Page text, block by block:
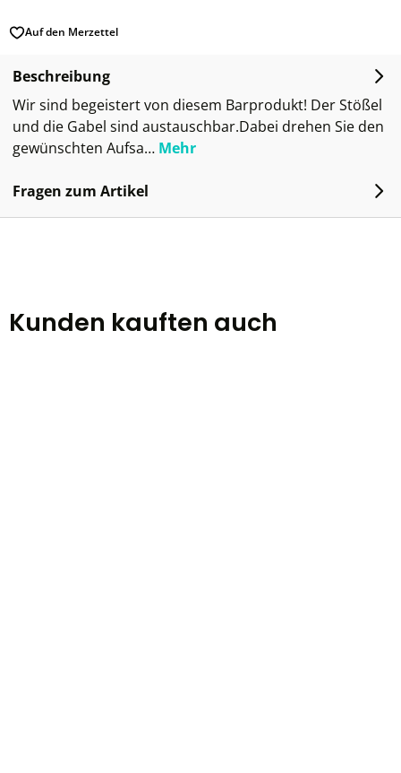
Auf den Merzettel
Beschreibung
Wir sind begeistert von diesem Barprodukt! Der Stößel
und die Gabel sind austauschbar.Dabei drehen Sie den
gewünschten Aufsa… Mehr
Fragen zum Artikel
Kunden kauften auch